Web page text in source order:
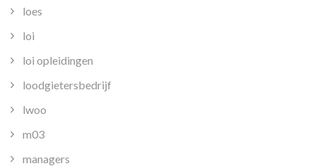
loes
loi
loi opleidingen
loodgietersbedrijf
lwoo
m03
managers